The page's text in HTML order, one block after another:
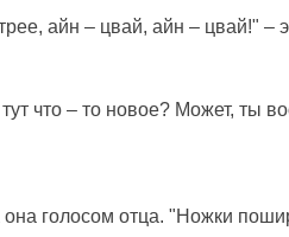
айн – цвай, айн – цвай!" –
что – то новое? Может, ты
голосом отца. "Ножки